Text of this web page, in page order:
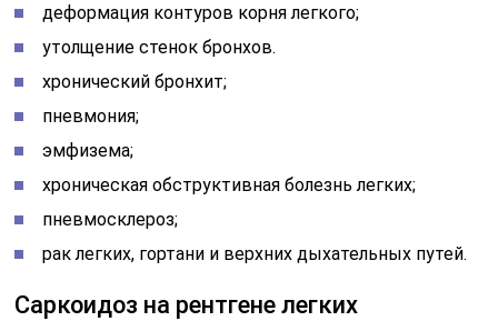
деформация контуров корня легкого;
утолщение стенок бронхов.
хронический бронхит;
пневмония;
эмфизема;
хроническая обструктивная болезнь легких;
пневмосклероз;
рак легких, гортани и верхних дыхательных путей.
Саркоидоз на рентгене легких